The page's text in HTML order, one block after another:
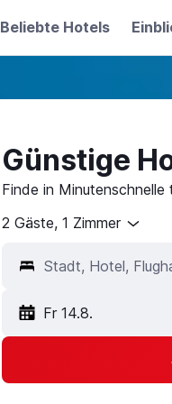
Beliebte Hotels
Günstige
Finde in
2 Gäste, 1 Zimmer
Fr 14.8.